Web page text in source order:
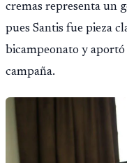
cremas representa un
pues Santis fue pieza
bicampeonato y
campaña.